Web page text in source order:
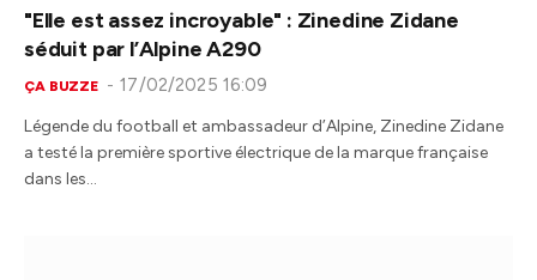
"Elle est assez incroyable" : Zinedine Zidane
séduit par l’Alpine A290
ÇA BUZZE 17/02/2025 16:09
Légende du football et ambassadeur d’Alpine, Zinedine Zidane
a testé la première sportive électrique de la marque française
dans les…